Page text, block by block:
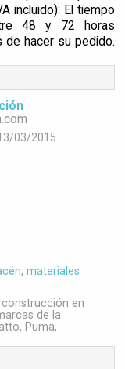
incluido): El tiempo
48 y 72 horas
hacer su pedido.
03/2015
, materiales
en
de la
Puma,